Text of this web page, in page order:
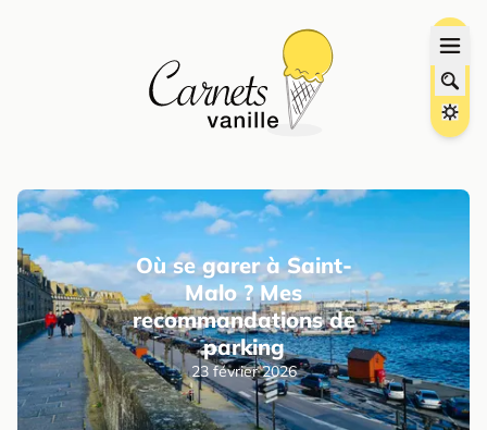
Où se garer à Saint-
Malo ? Mes
recommandations de
parking
23 février 2026